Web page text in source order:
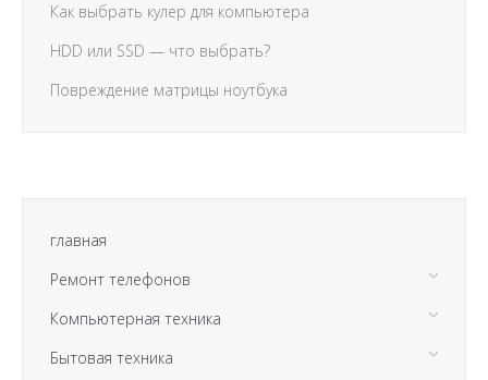
Как выбрать кулер для компьютера
HDD или SSD — что выбрать?
Повреждение матрицы ноутбука
главная
Ремонт телефонов
Компьютерная техника
Бытовая техника